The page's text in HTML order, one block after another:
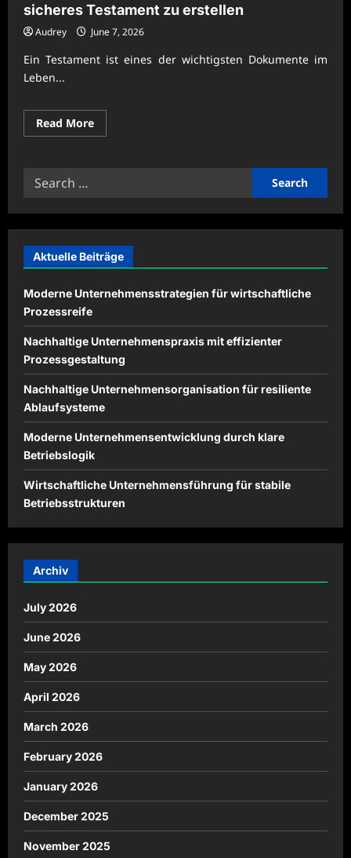
sicheres Testament zu erstellen
Audrey June 7, 2026
Ein Testament ist eines der wichtigsten Dokumente im
Leben...
Read MoreRead
more
ein
sicheres
Testament
zu
Search
Aktuelle Beiträge
Moderne Unternehmensstrategien für wirtschaftliche
Prozessreife
Nachhaltige Unternehmenspraxis mit effizienter
Prozessgestaltung
Nachhaltige Unternehmensorganisation für resiliente
Ablaufsysteme
Moderne Unternehmensentwicklung durch klare
Betriebslogik
Wirtschaftliche Unternehmensführung für stabile
Betriebsstrukturen
Archiv
July 2026
June 2026
May 2026
April 2026
March 2026
February 2026
January 2026
December 2025
November 2025